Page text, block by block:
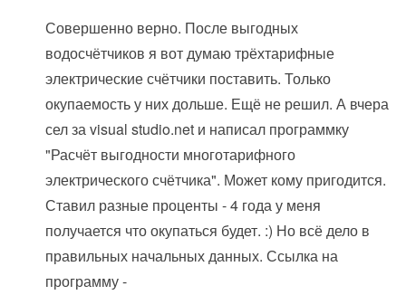
Совершенно верно. После выгодных
водосчётчиков я вот думаю трёхтарифные
электрические счётчики поставить. Только
окупаемость у них дольше. Ещё не решил. А вчера
сел за visual studio.net и написал программку
"Расчёт выгодности многотарифного
электрического счётчика". Может кому пригодится.
Ставил разные проценты - 4 года у меня
получается что окупаться будет. :) Но всё дело в
правильных начальных данных. Ссылка на
программу -